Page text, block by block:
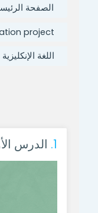
الصفحة
project
اللغة الإنكليزية
1. الدرس